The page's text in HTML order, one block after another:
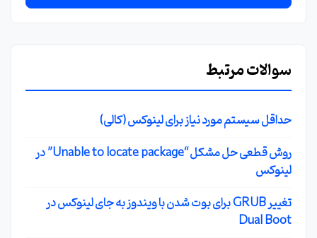
سوالات مرتبط
حداقل سیستم مورد نیاز برای لینوکس (کالی)
روش قطعی حل مشکل “Unable to locate package” در
لینوکس
تغییر GRUB برای بوت شدن با ویندوز به جای لینوکس در
Dual Boot